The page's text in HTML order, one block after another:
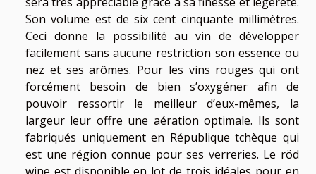
Son volume est de six cent cinquante millimètres.
Ceci donne la possibilité au vin de développer
facilement sans aucune restriction son essence ou
nez et ses arômes. Pour les vins rouges qui ont
forcément besoin de bien s’oxygéner afin de
pouvoir ressortir le meilleur d’eux-mêmes, la
largeur leur offre une aération optimale. Ils sont
fabriqués uniquement en République tchèque qui
est une région connue pour ses verreries. Le röd